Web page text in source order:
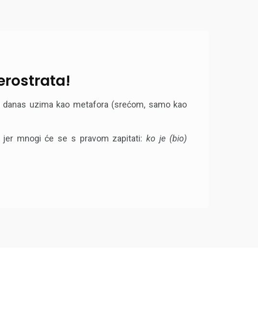
uzima kao metafora (srećom, samo kao
jer mnogi će se s pravom zapitati: ko je (bio)